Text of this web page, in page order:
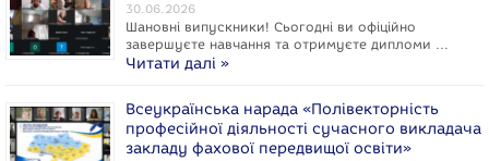
30.06.2026
Шановні випускники! Сьогодні ви офіційно
завершуєте навчання та отримуєте дипломи …
Читати далі »
Всеукраїнська нарада «Полівекторність
професійної діяльності сучасного викладача
закладу фахової передвищої освіти»